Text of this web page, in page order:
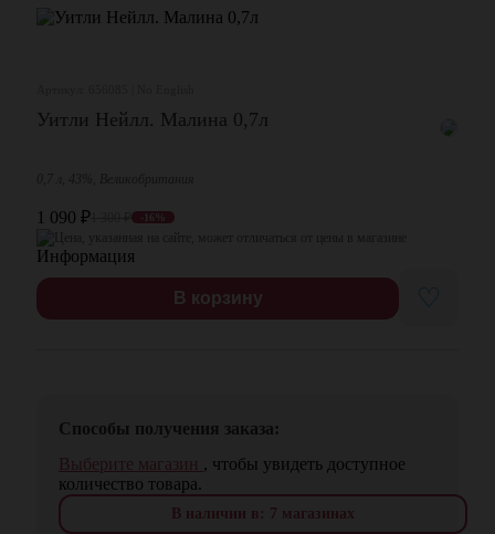
Уитли Нейлл. Малина 0,7л
1 090 ₽ -16%
В корзину ♡
Способы получения заказа:
Выберите магазин , чтобы увидеть доступное
количество товара.
В наличии в: 7 магазинах